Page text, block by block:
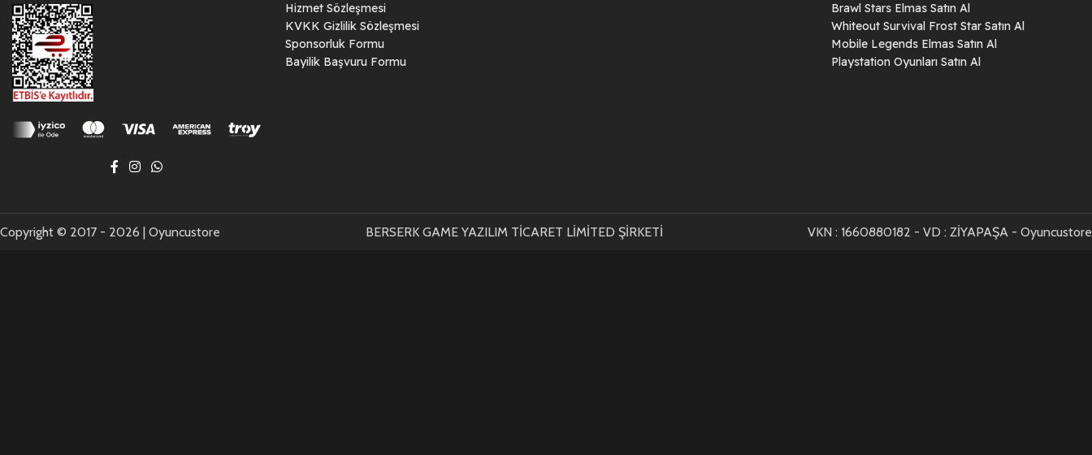
Hizmet Sözleşmesi
KVKK Gizlilik Sözleşmesi
Sponsorluk Formu
Bayilik Başvuru Formu
Brawl Stars Elmas Satın Al
Whiteout Survival Frost Star Satın Al
Mobile Legends Elmas Satın Al
Playstation Oyunları Satın Al
Copyright © 2017 - 2026 | Oyuncustore BERSERK GAME YAZILIM TİCARET LİMİTED ŞİRKETİ VKN : 1660880182 - VD : ZİYAPAŞA - Oyuncustore